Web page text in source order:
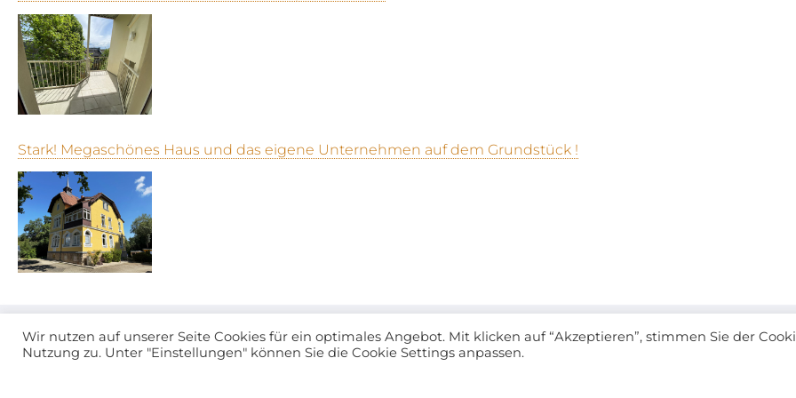
Stark! Megaschönes Haus und das eigene Unternehmen auf dem Grundstück !
Wir nutzen auf unserer Seite Cookies für ein optimales Angebot. Mit klicken auf “Akzeptieren”, stimmen Sie der
Nutzung zu. Unter "Einstellungen" können Sie die Cookie Settings anpassen.